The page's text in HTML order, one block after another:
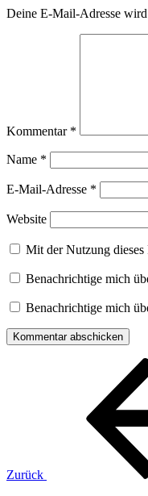
Deine E-Mail-Adresse
Kommentar *
Name *
E-Mail-Adresse *
Website
Mit der Nutzung dieses
Benachrichtige mich
Benachrichtige mich
Zurück